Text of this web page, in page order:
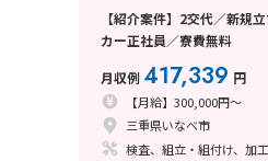
【紹介案件】2交代／新規
カー正社員／寮費無料
月収例 417,339 円
【月給】300,000円～
三重県いなべ市
検査、組立・組付け、加